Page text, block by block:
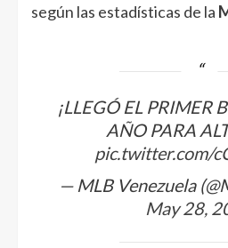
según las estadísticas de la
¡LLEGÓ EL PRIMER
AÑO PARA
pic.twitter.com/
— MLB Venezuela
May 28,